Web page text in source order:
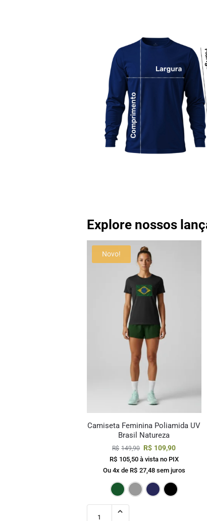
Explore nossos
Novo!
Camiseta Feminina Poliamida UV
Brasil Natureza
R$ 149,90 R$ 109,90
R$ 105,50 à vista no PIX
Ou 4x de R$ 27,48 sem juros
Verde Escuro